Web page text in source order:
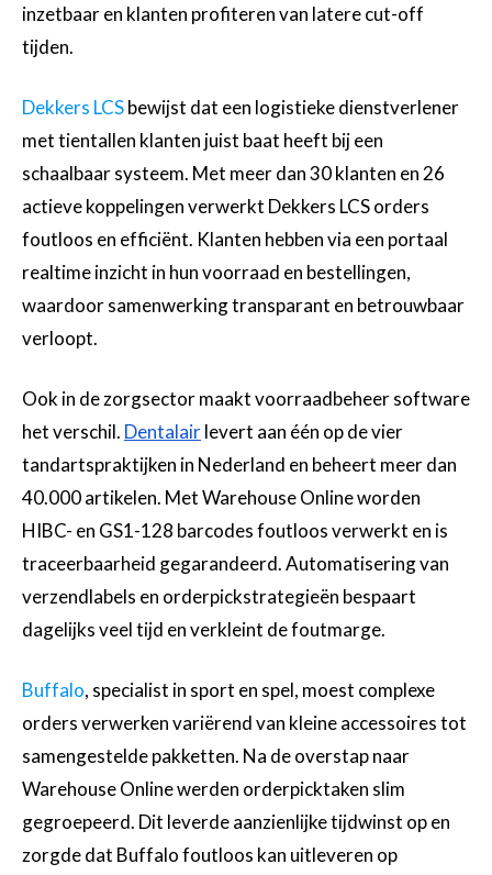
inzetbaar en klanten profiteren van latere cut-off
tijden.
Dekkers LCSbewijst dat een logistieke dienstverlener
met tientallen klanten juist baat heeft bij een
schaalbaar systeem. Met meer dan 30 klanten en 26
actieve koppelingen verwerkt Dekkers LCS orders
foutloos en efficiënt. Klanten hebben via een portaal
realtime inzicht in hun voorraad en bestellingen,
waardoor samenwerking transparant en betrouwbaar
verloopt.
Ook in de zorgsector maakt voorraadbeheer software
het verschil. Dentalairlevert aan één op de vier
tandartspraktijken in Nederland en beheert meer dan
40.000 artikelen. Met Warehouse Online worden
HIBC- en GS1-128 barcodes foutloos verwerkt en is
traceerbaarheid gegarandeerd. Automatisering van
verzendlabels en orderpickstrategieën bespaart
dagelijks veel tijd en verkleint de foutmarge.
Buffalo, specialist in sport en spel, moest complexe
orders verwerken variërend van kleine accessoires tot
samengestelde pakketten. Na de overstap naar
Warehouse Online werden orderpicktaken slim
gegroepeerd. Dit leverde aanzienlijke tijdwinst op en
zorgde dat Buffalo foutloos kan uitleveren op